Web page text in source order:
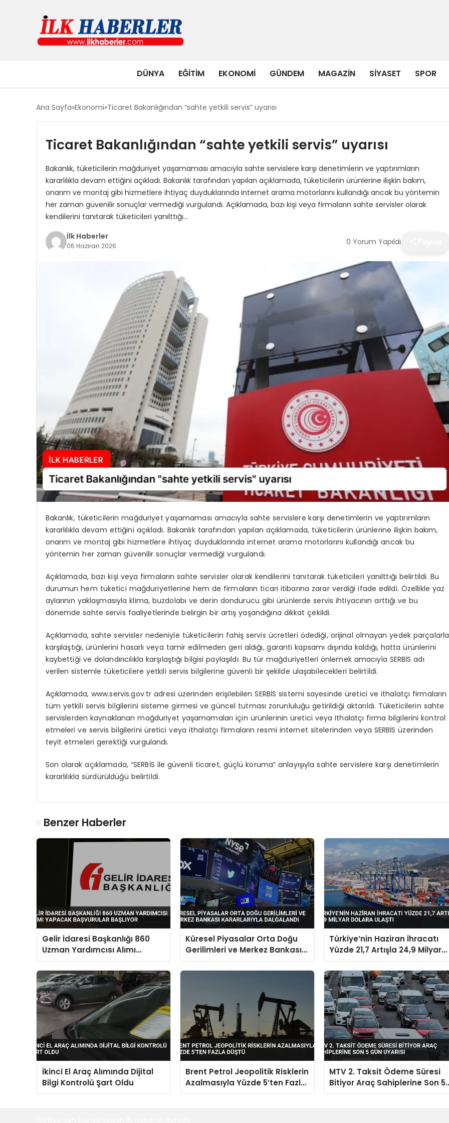
DÜNYA EĞITIM EKONOMI GÜNDEM MAGAZIN SIYASET SPOR
Ana Sayfa Ekonomi Ticaret Bakanlığından “sahte yetkili servis” uyarısı
Ticaret Bakanlığından “sahte yetkili servis” uyarısı
Bakanlık, tüketicilerin mağduriyet yaşamaması amacıyla sahte servislere karşı denetimlerin ve yaptırımların
kararlılıkla devam ettiğini açıkladı. Bakanlık tarafından yapılan açıklamada, tüketicilerin ürünlerine ilişkin bakım,
onarım ve montaj gibi hizmetlere ihtiyaç duyduklarında internet arama motorlarını kullandığı ancak bu yöntemin
her zaman güvenilir sonuçlar vermediği vurgulandı. Açıklamada, bazı kişi veya firmaların sahte servisler olarak
kendilerini tanıtarak tüketicileri yanılttığı…
İlk Haberler
06 Haziran 2026 0 Yorum Yapıldı
Bakanlık, tüketicilerin mağduriyet yaşamaması amacıyla sahte servislere karşı denetimlerin ve yaptırımların
kararlılıkla devam ettiğini açıkladı. Bakanlık tarafından yapılan açıklamada, tüketicilerin ürünlerine ilişkin bakım,
onarım ve montaj gibi hizmetlere ihtiyaç duyduklarında internet arama motorlarını kullandığı ancak bu
yöntemin her zaman güvenilir sonuçlar vermediği vurgulandı.
Açıklamada, bazı kişi veya firmaların sahte servisler olarak kendilerini tanıtarak tüketicileri yanılttığı belirtildi. Bu
durumun hem tüketici mağduriyetlerine hem de firmaların ticari itibarına zarar verdiği ifade edildi. Özellikle yaz
aylarının yaklaşmasıyla klima, buzdolabı ve derin dondurucu gibi ürünlerde servis ihtiyacının arttığı ve bu
dönemde sahte servis faaliyetlerinde belirgin bir artış yaşandığına dikkat çekildi.
Açıklamada, sahte servisler nedeniyle tüketicilerin fahiş servis ücretleri ödediği, orijinal olmayan yedek parçalarla
karşılaştığı, ürünlerini hasarlı veya tamir edilmeden geri aldığı, garanti kapsamı dışında kaldığı, hatta ürünlerini
kaybettiği ve dolandırıcılıkla karşılaştığı bilgisi paylaşıldı. Bu tür mağduriyetleri önlemek amacıyla SERBİS adı
verilen sistemle tüketicilere yetkili servis bilgilerine güvenli bir şekilde ulaşabilecekleri belirtildi.
Açıklamada, www.servis.gov.tr adresi üzerinden erişilebilen SERBİS sistemi sayesinde üretici ve ithalatçı firmaların
tüm yetkili servis bilgilerini sisteme girmesi ve güncel tutması zorunluluğu getirildiği aktarıldı. Tüketicilerin sahte
servislerden kaynaklanan mağduriyet yaşamamaları için ürünlerinin üretici veya ithalatçı firma bilgilerini kontrol
etmeleri ve servis bilgilerini üretici veya ithalatçı firmaların resmi internet sitelerinden veya SERBİS üzerinden
teyit etmeleri gerektiği vurgulandı.
Son olarak açıklamada, “SERBİS ile güvenli ticaret, güçlü koruma” anlayışıyla sahte servislere karşı denetimlerin
kararlılıkla sürdürüldüğü belirtildi.
Benzer Haberler
Gelir İdaresi Başkanlığı 860
Uzman Yardımcısı Alımı
Yapacak Başvurular Başlıyor
Küresel Piyasalar Orta Doğu
Gerilimleri ve Merkez Bankası
Kararlarıyla Dalgalandı
Türkiye’nin Haziran İhracatı
Yüzde 21,7 Artışla 24,9 Milyar
Dolara Ulaştı
İkinci El Araç Alımında Dijital
Bilgi Kontrolü Şart Oldu
Brent Petrol Jeopolitik Risklerin
Azalmasıyla Yüzde 5’ten Fazla
Düştü
MTV 2. Taksit Ödeme Süresi
Bitiyor Araç Sahiplerine Son 5
Gün Uyarısı